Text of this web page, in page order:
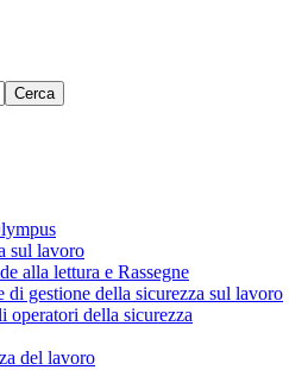
Cerca
sul lavoro
alla lettura e Rassegne
gestione della sicurezza sul lavoro
operatori della sicurezza
del lavoro